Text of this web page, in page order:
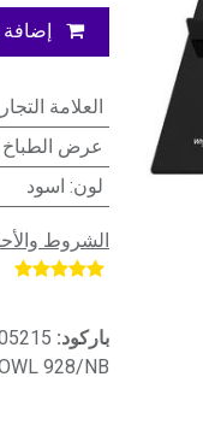
العلامة
عرض
لون: اسود
الشروط
باركود:
928/NB